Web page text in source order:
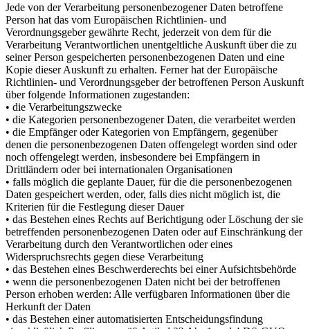
Jede von der Verarbeitung personenbezogener Daten betroffene
Person hat das vom Europäischen Richtlinien- und
Verordnungsgeber gewährte Recht, jederzeit von dem für die
Verarbeitung Verantwortlichen unentgeltliche Auskunft über die zu
seiner Person gespeicherten personenbezogenen Daten und eine
Kopie dieser Auskunft zu erhalten. Ferner hat der Europäische
Richtlinien- und Verordnungsgeber der betroffenen Person Auskunft
über folgende Informationen zugestanden:
• die Verarbeitungszwecke
• die Kategorien personenbezogener Daten, die verarbeitet werden
• die Empfänger oder Kategorien von Empfängern, gegenüber
denen die personenbezogenen Daten offengelegt worden sind oder
noch offengelegt werden, insbesondere bei Empfängern in
Drittländern oder bei internationalen Organisationen
• falls möglich die geplante Dauer, für die die personenbezogenen
Daten gespeichert werden, oder, falls dies nicht möglich ist, die
Kriterien für die Festlegung dieser Dauer
• das Bestehen eines Rechts auf Berichtigung oder Löschung der sie
betreffenden personenbezogenen Daten oder auf Einschränkung der
Verarbeitung durch den Verantwortlichen oder eines
Widerspruchsrechts gegen diese Verarbeitung
• das Bestehen eines Beschwerderechts bei einer Aufsichtsbehörde
• wenn die personenbezogenen Daten nicht bei der betroffenen
Person erhoben werden: Alle verfügbaren Informationen über die
Herkunft der Daten
• das Bestehen einer automatisierten Entscheidungsfindung